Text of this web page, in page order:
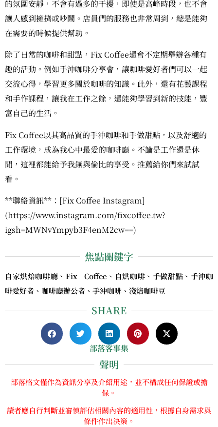
的氛圍安靜，不會有過多的干擾，即使是高峰時段，也不會
讓人感到擁擠或吵鬧。店員們的服務也非常周到，總是能夠
在需要的時候提供幫助。
除了日常的咖啡和甜點，Fix Coffee還會不定期舉辦各種有
趣的活動。例如手沖咖啡分享會，讓咖啡愛好者們可以一起
交流心得，學習更多關於咖啡的知識。此外，還有花藝課程
和手作課程，讓我在工作之餘，還能夠學習到新的技能，豐
富自己的生活。
Fix Coffee以其高品質的手沖咖啡和手做甜點，以及舒適的
工作環境，成為我心中最愛的咖啡廳。不論是工作還是休
閒，這裡都能給予我無與倫比的享受。推薦給你們來試試
看。
**聯絡資訊**：[Fix Coffee Instagram]
(https://www.instagram.com/fixcoffee.tw?
igsh=MWNvYmpyb3F4enM2cw==)
焦點關鍵字
自家烘焙咖啡廳、Fix Coffee、自烘咖啡、手做甜點、手沖咖
啡愛好者、咖啡廳辦公者、手沖咖啡、淺焙咖啡豆
SHARE
部落客事集
聲明
部落格文僅作為資訊分享及介紹用途，並不構成任何保證或擔
保。
讀者應自行判斷並審慎評估相關內容的適用性，根據自身需求與
條件作出決策。